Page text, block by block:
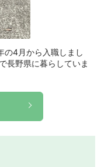
の4月から入職しまし
長野県に暮らしていま